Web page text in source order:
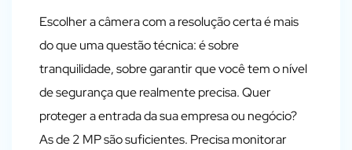
Escolher a câmera com a resolução certa é mais
do que uma questão técnica: é sobre
tranquilidade, sobre garantir que você tem o nível
de segurança que realmente precisa. Quer
proteger a entrada da sua empresa ou negócio?
As de 2 MP são suficientes. Precisa monitorar